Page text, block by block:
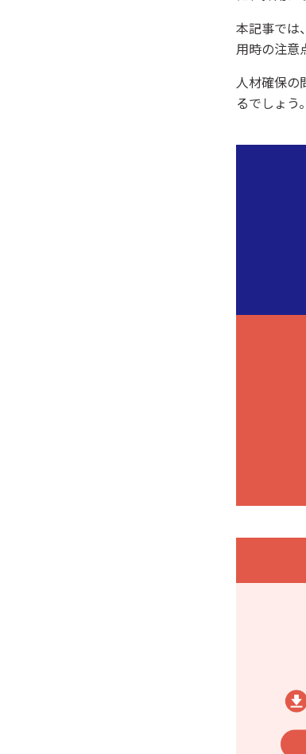
本記事では
用時の注意
人材確保の
るでしょう。